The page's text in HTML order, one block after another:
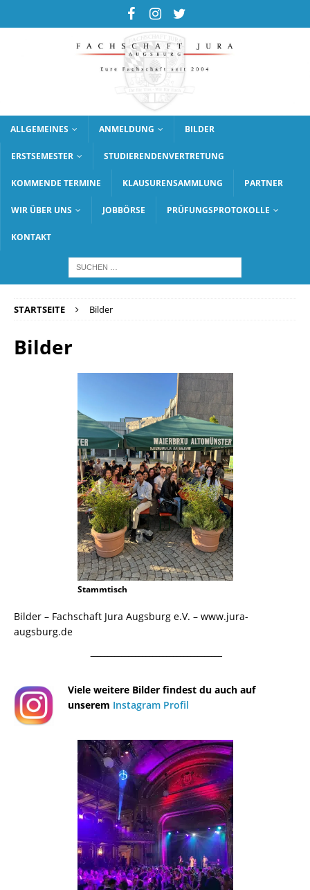
ALLGEMEINES ANMELDUNG BILDER
ERSTSEMESTER STUDIERENDENVERTRETUNG
KOMMENDE TERMINE KLAUSURENSAMMLUNG PARTNER
WIR ÜBER UNS JOBBÖRSE PRÜFUNGSPROTOKOLLE
KONTAKT
STARTSEITE Bilder
Bilder
Stammtisch
Bilder – Fachschaft Jura Augsburg e.V. – www.jura-
augsburg.de
¯¯¯¯¯¯¯¯¯¯¯¯¯¯¯¯¯¯¯¯¯¯¯¯¯¯¯¯¯¯¯¯¯¯¯¯¯¯
Viele weitere Bilder findest du auch auf
unserem Instagram Profil